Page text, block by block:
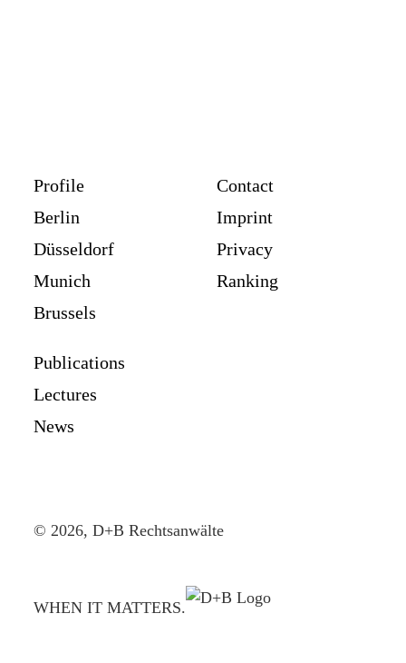
Profile
Berlin
Düsseldorf
Munich
Brussels
Contact
Imprint
Privacy
Ranking
Publications
Lectures
News
© 2026, D+B Rechtsanwälte
WHEN IT MATTERS.